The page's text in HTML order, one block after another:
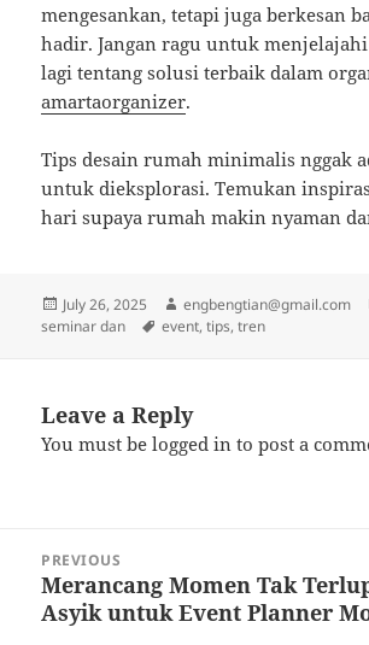
mengesankan, tetapi juga berkesan
hadir. Jangan ragu untuk
lagi tentang solusi terbaik dalam
amartaorganizer.
Tips desain rumah minimalis nggak
untuk dieksplorasi. Temukan
hari supaya rumah makin nyaman
Posted
on
July 26, 2025 Author
engbengtian@gmail.com
seminar dan
Tags
event,tips,tren
Leave a Reply
You must belogged in to post a
navigation
PREVIOUS
Previous
post:
Merancang Momen Tak
Asyik untuk Event Planner